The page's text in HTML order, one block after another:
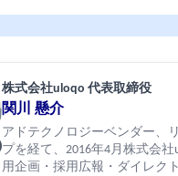
株式会社uloqo 代表取締役
関川 懸介
アドテクノロジーベンダー、
プを経て、2016年4月株式会社
用企画・採用広報・ダイレク